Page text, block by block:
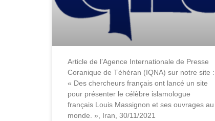
Article de l’Agence Internationale de Presse
Coranique de Téhéran (IQNA) sur notre site :
« Des chercheurs français ont lancé un site
pour présenter le célèbre islamologue
français Louis Massignon et ses ouvrages au
monde. », Iran, 30/11/2021